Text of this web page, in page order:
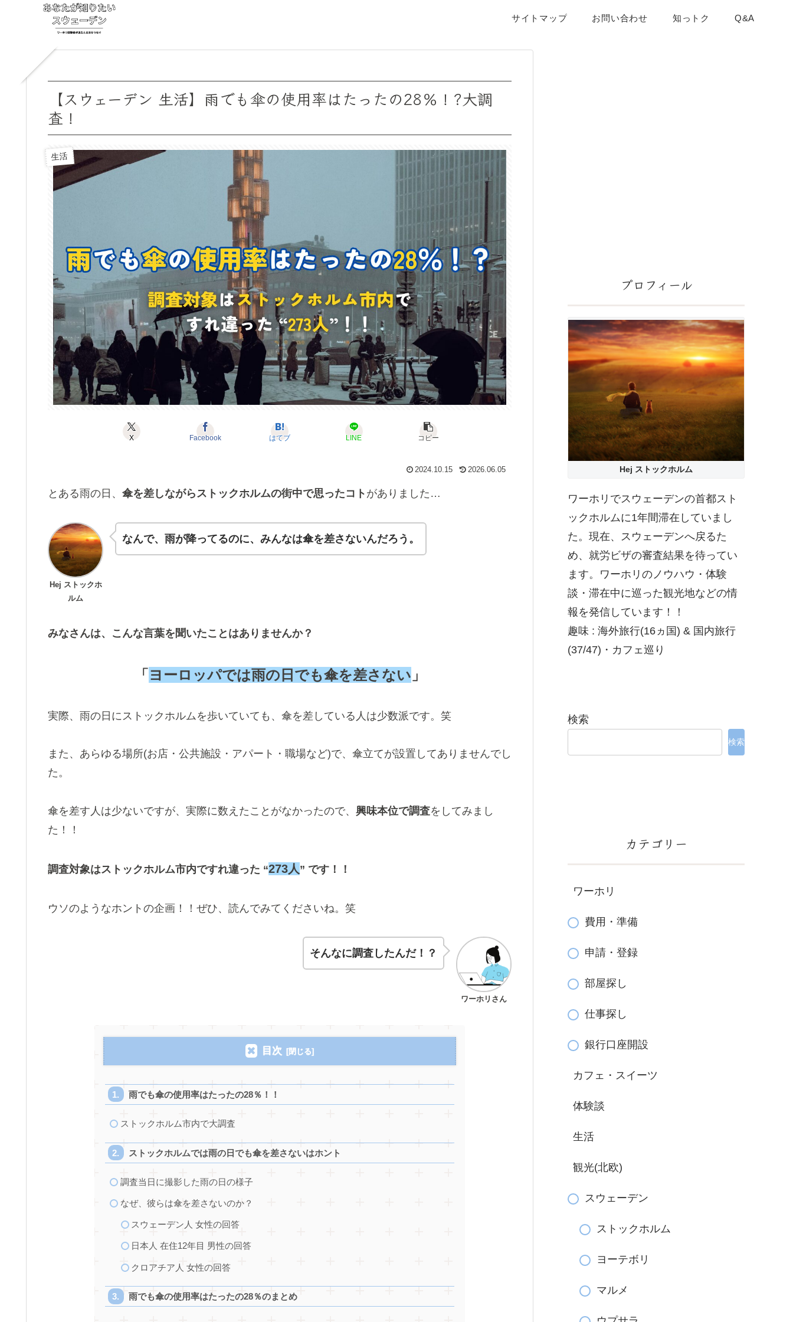
サイトマップ お問い合わせ 知っトク Q&A
【スウェーデン 生活】雨でも傘の使用率はたったの28％！?大調
査！
生活
X Facebook はてブ LINE コピー
2024.10.15 2026.06.05
とある雨の日、 傘を差しながらストックホルムの街中で思ったコト がありました…
Hej ストックホ
ルム
なんで、雨が降ってるのに、みんなは傘を差さないんだろう。
みなさんは、こんな言葉を聞いたことはありませんか？
「ヨーロッパでは雨の日でも傘を差さない 」
実際、雨の日にストックホルムを歩いていても、傘を差している人は少数派です。笑
また、あらゆる場所(お店・公共施設・アパート・職場など)で、傘立てが設置してありませんでし
た。
傘を差す人は少ないですが、実際に数えたことがなかったので、 興味本位で調査をしてみまし
た！！
調査対象はストックホルム市内ですれ違った “273人 ” です！！
ウソのようなホントの企画！！ぜひ、読んでみてくださいね。笑
ワーホリさん
そんなに調査したんだ！？
目次
雨でも傘の使用率はたったの28％！！
ストックホルム市内で大調査
ストックホルムでは雨の日でも傘を差さないはホント
調査当日に撮影した雨の日の様子
なぜ、彼らは傘を差さないのか？
スウェーデン人 女性の回答
日本人 在住12年目 男性の回答
クロアチア人 女性の回答
雨でも傘の使用率はたったの28％のまとめ
プロフィール
Hej ストックホルム
ワーホリでスウェーデンの首都スト
ックホルムに1年間滞在していまし
た。現在、スウェーデンへ戻るた
め、就労ビザの審査結果を待ってい
ます。ワーホリのノウハウ・体験
談・滞在中に巡った観光地などの情
報を発信しています！！
趣味 : 海外旅行(16ヵ国) & 国内旅行
(37/47)・カフェ巡り
検索
検索
カテゴリー
ワーホリ
費用・準備
申請・登録
部屋探し
仕事探し
銀行口座開設
カフェ・スイーツ
体験談
生活
観光(北欧)
スウェーデン
ストックホルム
ヨーテボリ
マルメ